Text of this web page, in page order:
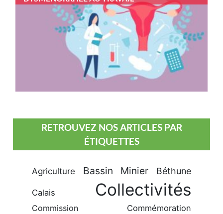
RETROUVEZ NOS ARTICLES PAR
ÉTIQUETTES
Agriculture Bassin Minier Béthune
Calais Collectivités
Commission Commémoration